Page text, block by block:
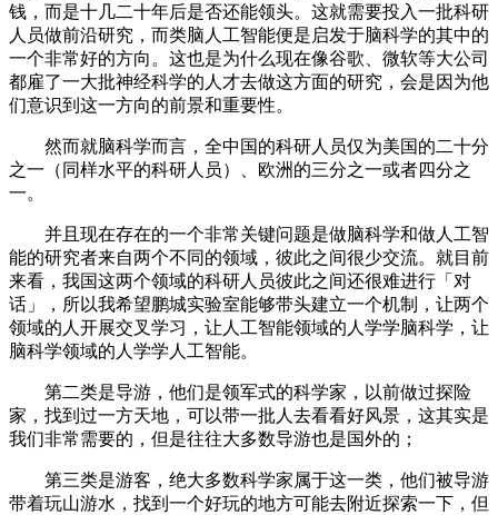
钱，而是十几二十年后是否还能领头。这就需要投入一批科研
人员做前沿研究，而类脑人工智能便是启发于脑科学的其中的
一个非常好的方向。这也是为什么现在像谷歌、微软等大公司
都雇了一大批神经科学的人才去做这方面的研究，会是因为他
们意识到这一方向的前景和重要性。
然而就脑科学而言，全中国的科研人员仅为美国的二十分
之一（同样水平的科研人员）、欧洲的三分之一或者四分之
一。
并且现在存在的一个非常关键问题是做脑科学和做人工智
能的研究者来自两个不同的领域，彼此之间很少交流。就目前
来看，我国这两个领域的科研人员彼此之间还很难进行「对
话」，所以我希望鹏城实验室能够带头建立一个机制，让两个
领域的人开展交叉学习，让人工智能领域的人学学脑科学，让
脑科学领域的人学学人工智能。
第二类是导游，他们是领军式的科学家，以前做过探险
家，找到过一方天地，可以带一批人去看看好风景，这其实是
我们非常需要的，但是往往大多数导游也是国外的；
第三类是游客，绝大多数科学家属于这一类，他们被导游
带着玩山游水，找到一个好玩的地方可能去附近探索一下，但